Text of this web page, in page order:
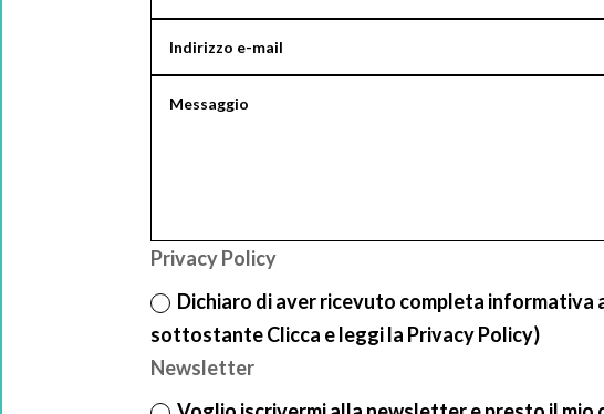
Privacy Policy
Dichiaro di aver ricevuto completa informativa
sottostante Clicca e leggi la Privacy Policy)
Newsletter